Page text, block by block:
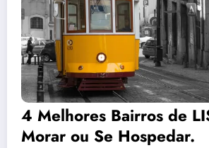
4 Melhores Bairros de
Morar ou Se Hospedar.